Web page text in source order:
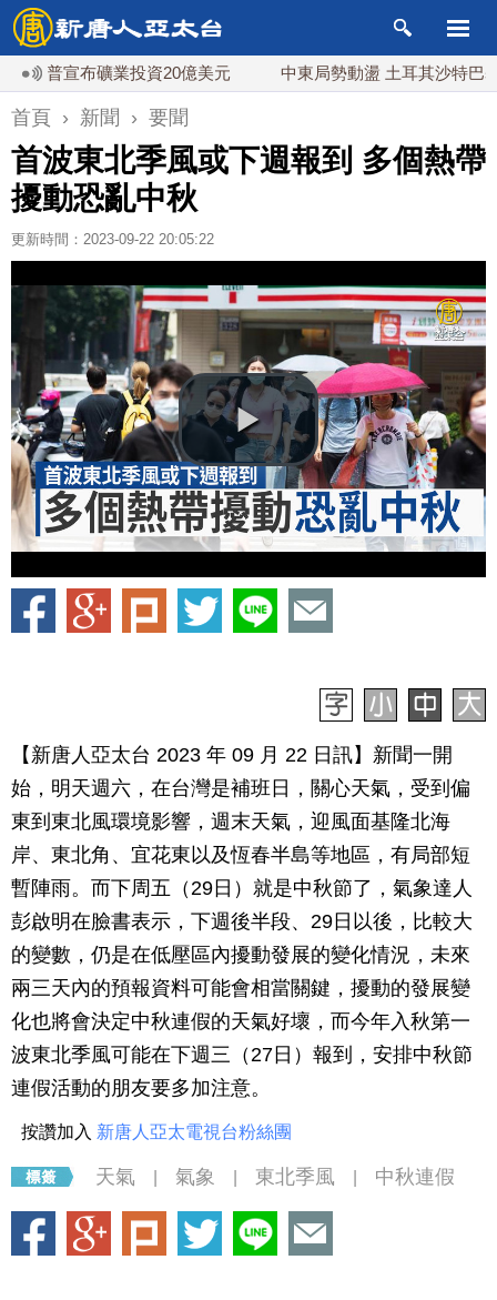
宣布礦業投資20億美元 中東局勢動盪 土耳其沙特巴基斯坦
首頁 › 新聞 › 要聞
首波東北季風或下週報到 多個熱帶
擾動恐亂中秋
更新時間：2023-09-22 20:05:22
【新唐人亞太台 2023 年 09 月 22 日訊】新聞一開
始，明天週六，在台灣是補班日，關心天氣，受到偏
東到東北風環境影響，週末天氣，迎風面基隆北海
岸、東北角、宜花東以及恆春半島等地區，有局部短
暫陣雨。而下周五（29日）就是中秋節了，氣象達人
彭啟明在臉書表示，下週後半段、29日以後，比較大
的變數，仍是在低壓區內擾動發展的變化情況，未來
兩三天內的預報資料可能會相當關鍵，擾動的發展變
化也將會決定中秋連假的天氣好壞，而今年入秋第一
波東北季風可能在下週三（27日）報到，安排中秋節
連假活動的朋友要多加注意。
按讚加入 新唐人亞太電視台粉絲團
天氣 氣象 東北季風 中秋連假